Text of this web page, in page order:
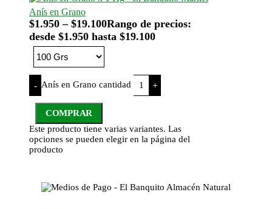
Anís en Grano
$1.950 – $19.100Rango de precios:
desde $1.950 hasta $19.100
- Anís en Grano cantidad +
COMPRAR
Este producto tiene varias variantes. Las
opciones se pueden elegir en la página del
producto